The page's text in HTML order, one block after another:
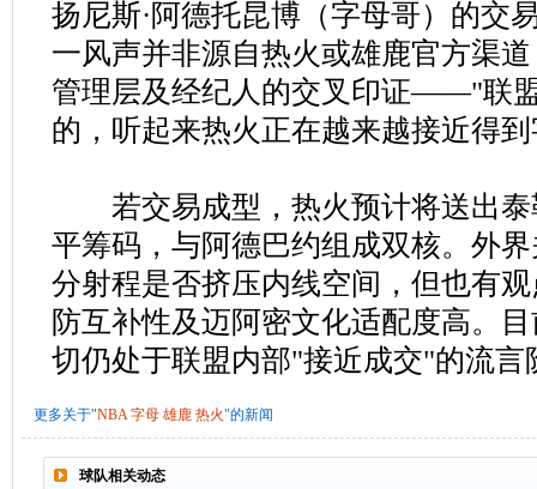
扬尼斯·阿德托昆博（字母哥）的交
一风声并非源自热火或雄鹿官方渠
管理层及经纪人的交叉印证——"联
的，听起来热火正在越来越接近得
若交易成型，热火预计将送出泰
平筹码，与阿德巴约组成双核。外
分射程是否挤压内线空间，但也有
防互补性及迈阿密文化适配度高。
切仍处于联盟内部"接近成交"的流言
更多关于"NBA 字母 雄鹿 热火"的新闻
球队相关动态